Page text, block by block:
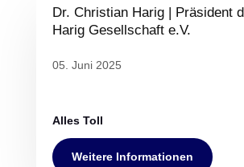
Dr. Christian Harig | Präsident
Harig Gesellschaft e.V.
05. Juni 2025
Alles Toll
Weitere Informationen